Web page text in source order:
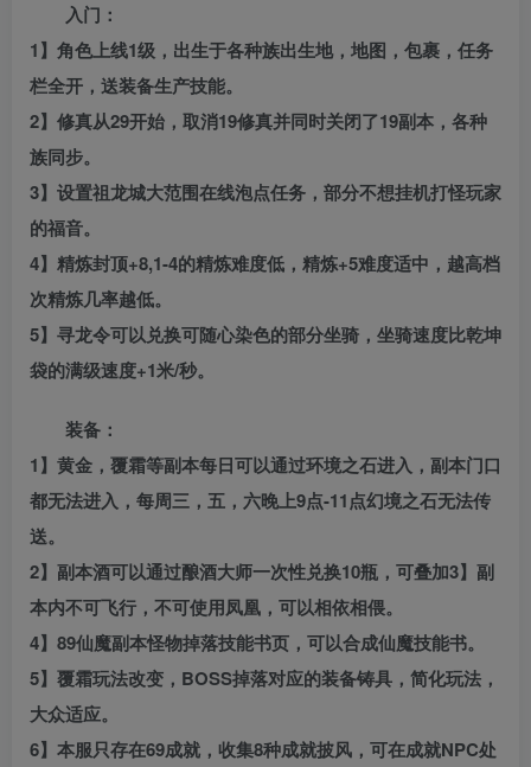
入门：
1】角色上线1级，出生于各种族出生地，地图，包裹，任务
栏全开，送装备生产技能。
2】修真从29开始，取消19修真并同时关闭了19副本，各种
族同步。
3】设置祖龙城大范围在线泡点任务，部分不想挂机打怪玩家
的福音。
4】精炼封顶+8,1-4的精炼难度低，精炼+5难度适中，越高档
次精炼几率越低。
5】寻龙令可以兑换可随心染色的部分坐骑，坐骑速度比乾坤
袋的满级速度+1米/秒。
装备：
1】黄金，覆霜等副本每日可以通过环境之石进入，副本门口
都无法进入，每周三，五，六晚上9点-11点幻境之石无法传
送。
2】副本酒可以通过酿酒大师一次性兑换10瓶，可叠加3】副
本内不可飞行，不可使用凤凰，可以相依相偎。
4】89仙魔副本怪物掉落技能书页，可以合成仙魔技能书。
5】覆霜玩法改变，BOSS掉落对应的装备铸具，简化玩法，
大众适应。
6】本服只存在69成就，收集8种成就披风，可在成就NPC处